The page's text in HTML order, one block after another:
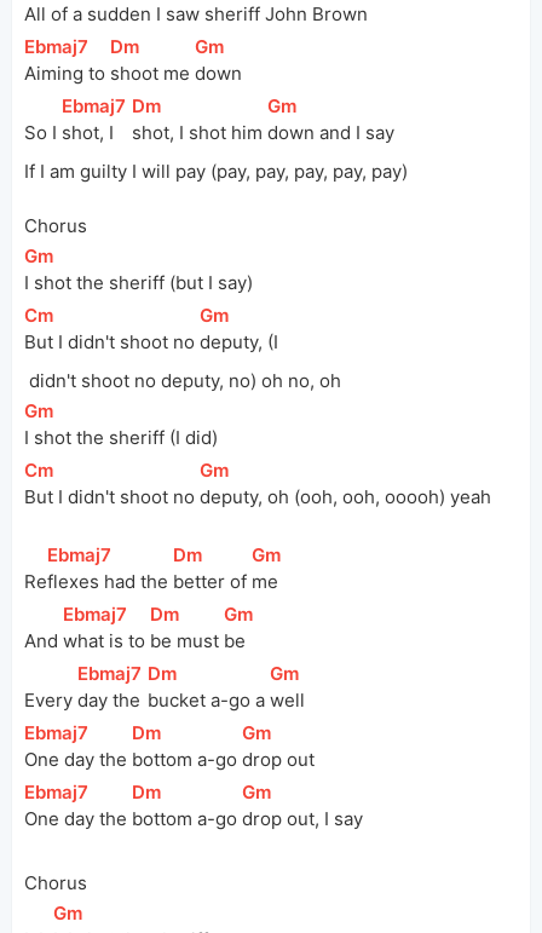
All of a sudden I saw sheriff John Brown
[Ebmaj7
Aiming to
[Dm
shoot me
[
Gm
down
So I
[Ebmaj7 ]
shot, I
[Dm
shot, I shot him
[
Gm
down and I say
If I am guilty I will pay (pay, pay, pay, pay, pay)
Chorus
[
Gm
I shot the sheriff (but I say)
[
Cm
But I didn't shoot no
[
Gm
deputy, (I
didn't shoot no deputy, no) oh no, oh
[
Gm
I shot the sheriff (I did)
[
Cm
But I didn't shoot no
[
Gm
deputy, oh (ooh, ooh, ooooh) yeah
Re
[Ebmaj7
flexes had the
[Dm
better of
[
Gm
me
And
[Ebmaj7
what is to
[Dm
be must
[
Gm
be
Every
[Ebmaj7 ]
day the
[Dm
bucket a-go a
[
Gm
well
[Ebmaj7
One day the
[Dm
bottom a-go
[
Gm
drop out
[Ebmaj7
One day the
[Dm
bottom a-go
[
Gm
drop out, I say
Chorus
[
Gm